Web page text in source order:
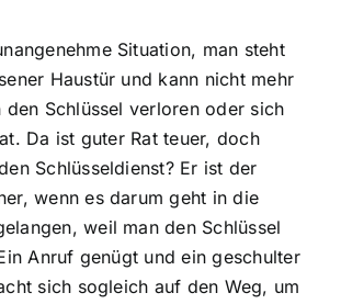
Situation, man steht
Haustür und kann nicht mehr
den Schlüssel verloren oder sich
Da ist guter Rat teuer, doch
Schlüsseldienst? Er ist der
wenn es darum geht in die
weil man den Schlüssel
Anruf genügt und ein geschulter
sich sogleich auf den Weg, um